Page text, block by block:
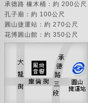
承德路 橡木桶：約 200公尺
孔子廟：約 100公尺
圓山捷運站：約 270公尺
花博圓山館：約 350公尺